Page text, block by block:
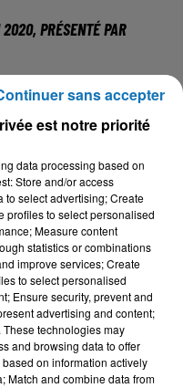
PRÉSENTÉ PAR
est notre priorité
data processing based on
Store and/or access
to select advertising; Create
profiles to select personalised
Measure content
statistics or combinations
improve services; Create
to select personalised
Ensure security, prevent and
advertising and content;
technologies may
and browsing data to offer
on information actively
Match and combine data from
sans accepter